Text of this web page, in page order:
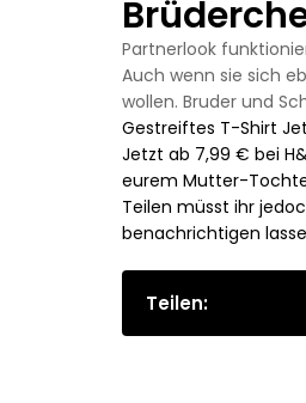
Partnerlook
Auch wenn sie sich
wollen. Bruder und
Gestreiftes T-Shirt
Jetzt ab 7,99 € bei
eurem Mutter-
Teilen müsst ihr
benachrichtigen
Teilen: